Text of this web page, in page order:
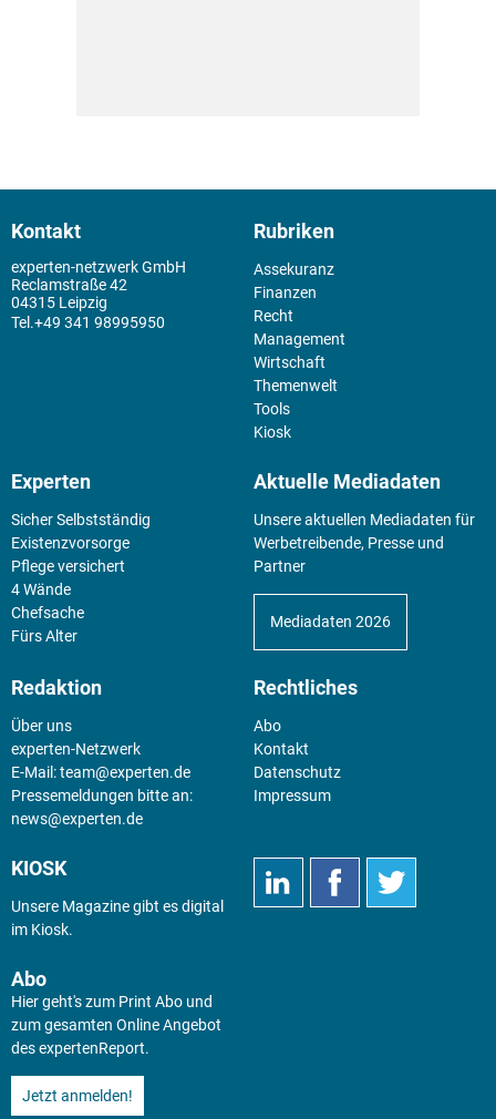
Kontakt
experten-netzwerk GmbH
Reclamstraße 42
04315 Leipzig
+49 341 98995950
Rubriken
Assekuranz
Finanzen
Recht
Management
Wirtschaft
Themenwelt
Tools
Kiosk
Experten
Sicher Selbstständig
Existenz­vorsorge
Pflege versichert
4 Wände
Chefsache
Fürs Alter
Aktuelle Mediadaten
Unsere aktuellen Mediadaten für
Werbetreibende, Presse und
Partner
Mediadaten 2026
Redaktion
Über uns
experten-Netzwerk
E-Mail:team@experten.de
Pressemeldungen bitte an:
news@experten.de
Rechtliches
Abo
Kontakt
Datenschutz
Impressum
KIOSK
Unsere Magazine gibt es digital
im Kiosk.
Abo
Hier geht's zum Print Abo und
zum gesamten Online Angebot
des expertenReport.
Jetzt anmelden!